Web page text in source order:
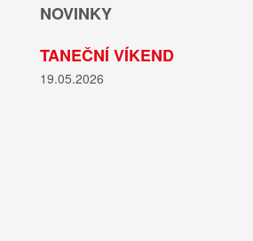
NOVINKY
TANEČNÍ VÍKEND
19.05.2026